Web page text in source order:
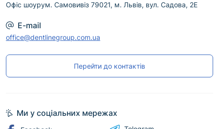
Офіс шоурум. Самовивіз 79021, м. Львів, вул. Садова, 2Е
E-mail
office@dentlinegroup.com.ua
Перейти до контактів
Ми у соціальних мережах